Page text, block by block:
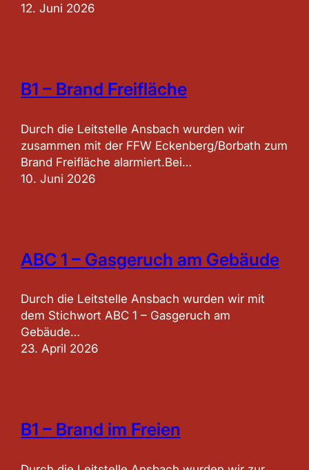
12. Juni 2026
B1 – Brand Freifläche
Durch die Leitstelle Ansbach wurden wir
zusammen mit der FFW Eckenberg/Borbath zum
Brand Freifläche alarmiert.Bei…
10. Juni 2026
ABC 1 – Gasgeruch am Gebäude
Durch die Leitstelle Ansbach wurden wir mit
dem Stichwort ABC 1 – Gasgeruch am
Gebäude…
23. April 2026
B1 – Brand im Freien